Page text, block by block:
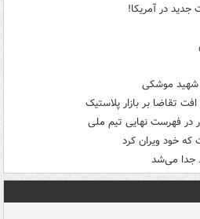
جدید در آمریکا!
شهید موشکی
تقاضا بر بازار پلاستیک
که خود ویران کرد
جدا می‌شد